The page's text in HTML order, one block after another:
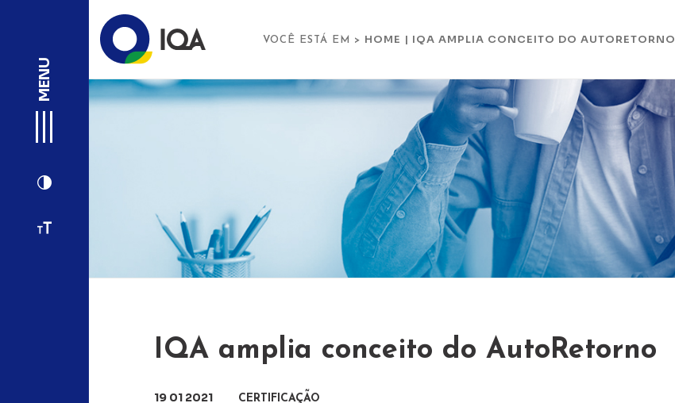
MENU
VOCÊ ESTÁ EM > HOME | IQA AMPLIA CONCEITO DO AUTORETORNO
IQA amplia conceito do AutoRetorno
19 01 2021 CERTIFICAÇÃO